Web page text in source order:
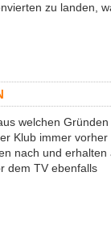
zu landen,
welchen Gründen
Klub immer vorher
nach und erhalten
dem TV ebenfalls